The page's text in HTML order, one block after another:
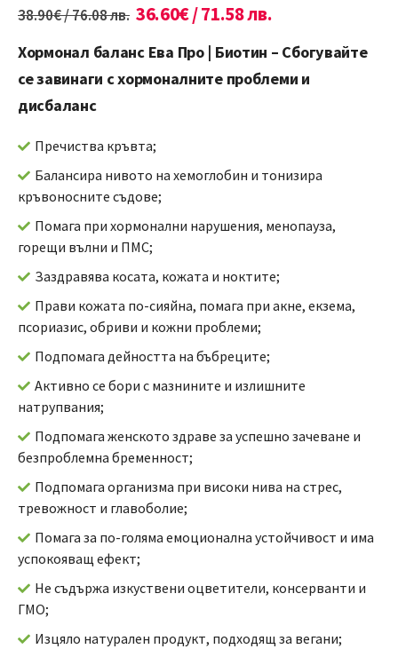
38.90€/ 76.08 лв. 36.60€/ 71.58 лв.
Хормонал баланс Ева Про | Биотин – Сбогувайте
се завинаги с хормоналните проблеми и
дисбаланс
Пречиства кръвта;
Балансира нивото на хемоглобин и тонизира
кръвоносните съдове;
Помага при хормонални нарушения, менопауза,
горещи вълни и ПМС;
Заздравява косата, кожата и ноктите;
Прави кожата по-сияйна, помага при акне, екзема,
псориазис, обриви и кожни проблеми;
Подпомага дейността на бъбреците;
Активно се бори с мазнините и излишните
натрупвания;
Подпомага женското здраве за успешно зачеване и
безпроблемна бременност;
Подпомага организма при високи нива на стрес,
тревожност и главоболие;
Помага за по-голяма емоционална устойчивост и има
успокояващ ефект;
Не съдържа изкуствени оцветители, консерванти и
ГМО;
Изцяло натурален продукт, подходящ за вегани;